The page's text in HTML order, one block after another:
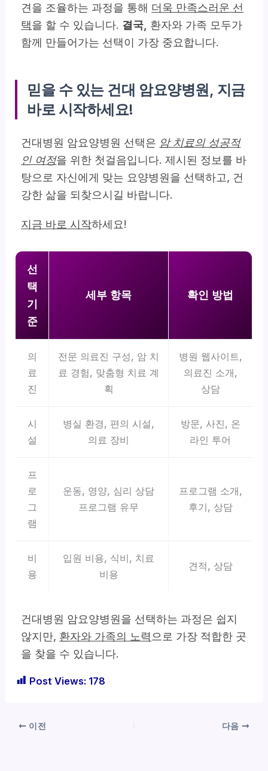
견을 조율하는 과정을 통해 더욱 만족스러운 선
택을 할 수 있습니다. 결국, 환자와 가족 모두가
함께 만들어가는 선택이 가장 중요합니다.
믿을 수 있는 건대 암요양병원, 지금
바로 시작하세요!
건대병원 암요양병원 선택은 암 치료의 성공적
인 여정을 위한 첫걸음입니다. 제시된 정보를 바
탕으로 자신에게 맞는 요양병원을 선택하고, 건
강한 삶을 되찾으시길 바랍니다.
지금 바로 시작하세요!
선
택
기
준
세부 항목 확인 방법
의
료
진
전문 의료진 구성, 암 치
료 경험, 맞춤형 치료 계
획
병원 웹사이트,
의료진 소개,
상담
시
설
병실 환경, 편의 시설,
의료 장비
방문, 사진, 온
라인 투어
프
로
그
램
운동, 영양, 심리 상담
프로그램 유무
프로그램 소개,
후기, 상담
비
용
입원 비용, 식비, 치료
비용
견적, 상담
건대병원 암요양병원을 선택하는 과정은 쉽지
않지만, 환자와 가족의 노력 으로 가장 적합한 곳
을 찾을 수 있습니다.
Post Views: 178
이전 다음